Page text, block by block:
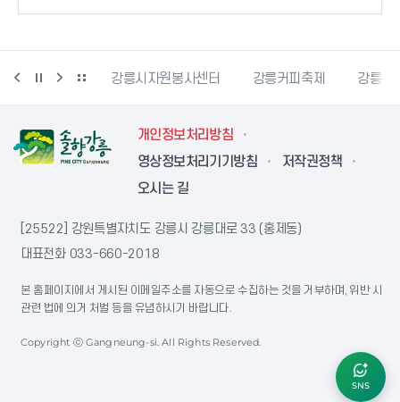
릉시민축구단 강릉시자원봉사센터 강릉커피축제 강릉과
개인정보처리방침
영상정보처리기기방침
저작권정책
오시는 길
[25522] 강원특별자치도 강릉시 강릉대로 33 (홍제동)
대표전화 033-660-2018
본 홈페이지에서 게시된 이메일주소를 자동으로 수집하는 것을 거부하며, 위반 시
관련 법에 의거 처벌 등을 유념하시기 바랍니다.
Copyright ⓒ Gangneung-si. All Rights Reserved.
SNS